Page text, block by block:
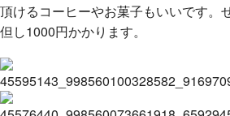
頂けるコーヒーやお菓子もいいです。
但し1000円かかります。